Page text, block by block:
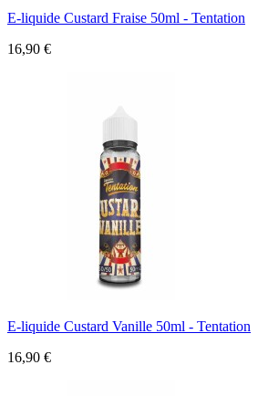
E-liquide Custard Fraise 50ml - Tentation
16,90 €
E-liquide Custard Vanille 50ml - Tentation
16,90 €